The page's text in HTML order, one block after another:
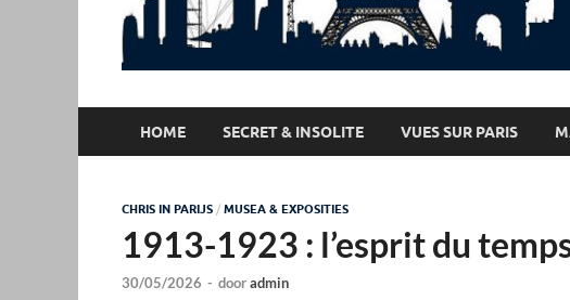
HOME SECRET & INSOLITE VUES SUR PARIS
CHRIS IN PARIJS / MUSEA & EXPOSITIES
1913-1923 : l’esprit du
30/05/2026 - dooradmin